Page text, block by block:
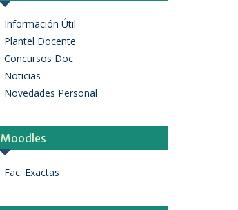
Información Útil
Plantel Docente
Concursos Doc
Noticias
Novedades Personal
Moodles
Fac. Exactas